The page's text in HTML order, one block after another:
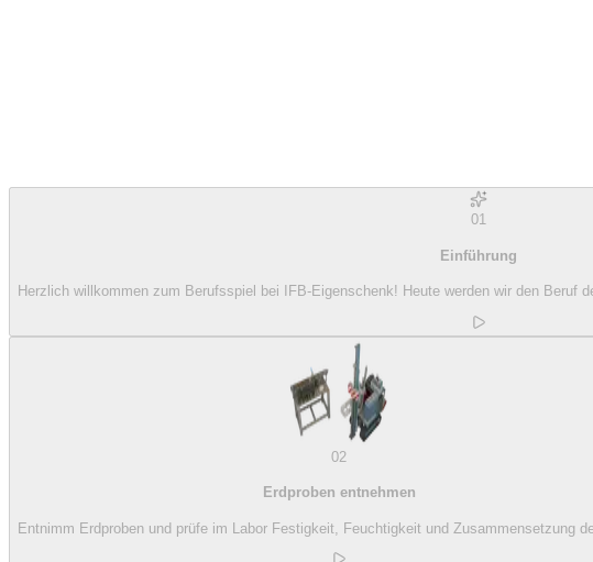
01
Einführung
Herzlich willkommen zum Berufsspiel bei IFB-Eigenschenk! Heute werden wir den Beruf
02
Erdproben entnehmen
Entnimm Erdproben und prüfe im Labor Festigkeit, Feuchtigkeit und Zusammensetzung